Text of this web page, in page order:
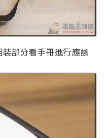
部分看手冊進行應該